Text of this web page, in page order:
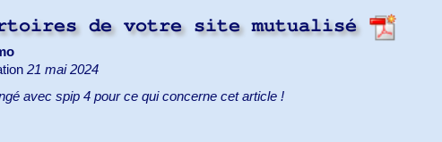
de votre site mutualisé
21 mai 2024
avec spip 4 pour ce qui concerne cet article !